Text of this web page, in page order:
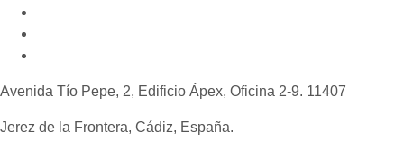
Avenida Tío Pepe, 2, Edificio Ápex, Oficina 2-9. 11407
Jerez de la Frontera, Cádiz, España.